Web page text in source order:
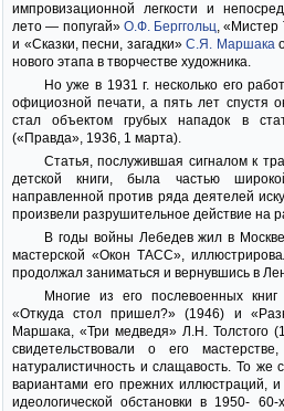
импровизационной легкости и
лето — попугай» О.Ф. Берггольц, «Мистер
и «Сказки, песни, загадки» С.Я. Маршака
нового этапа в творчестве художника.
Но уже в 1931 г. несколько его
официозной печати, а пять лет спустя
стал объектом грубых нападок в
(«Правда», 1936, 1 марта).
Статья, послужившая сигналом к
детской книги, была частью
направленной против ряда деятелей
произвели разрушительное действие на
В годы войны Лебедев жил в
мастерской «Окон ТАСС»,
продолжал заниматься и вернувшись в
Многие из его послевоенных
«Откуда стол пришел?» (1946) и
Маршака, «Три медведя» Л.Н. Толстого
свидетельствовали о его
натуралистичность и слащавость. То
вариантами его прежних иллюстраций,
идеологической обстановки в 1950-